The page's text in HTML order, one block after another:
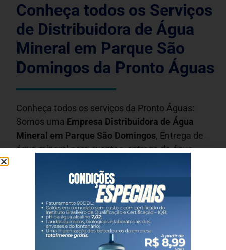
Conheça todos os Serviços
de Distribuidora de Água
Mineral em Parque São
Domingos da Pronto Águas
Conheça todos os serviços da Pronto Águas:
Somos uma Empresa Distribuidora de Água
Mineral em Parque São Domingos, Entrega de
água mineral para eventos, entrega de água
de galão, água descartável, garrafinha 500 ml,
galão de 20 litros, caixa copo, água de 5 litros,
água de 6 litros, galão de 10 litros, água de
qualidade, água com pH neutro, água faturada,
entrega de água, água com baixo sódio, entrega
de água para empresas e residências na Grande